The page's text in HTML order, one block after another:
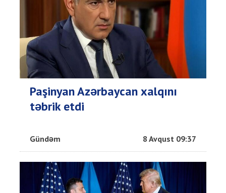
Paşinyan Azərbaycan xalqını
təbrik etdi
Gündəm 8 Avqust 09:37